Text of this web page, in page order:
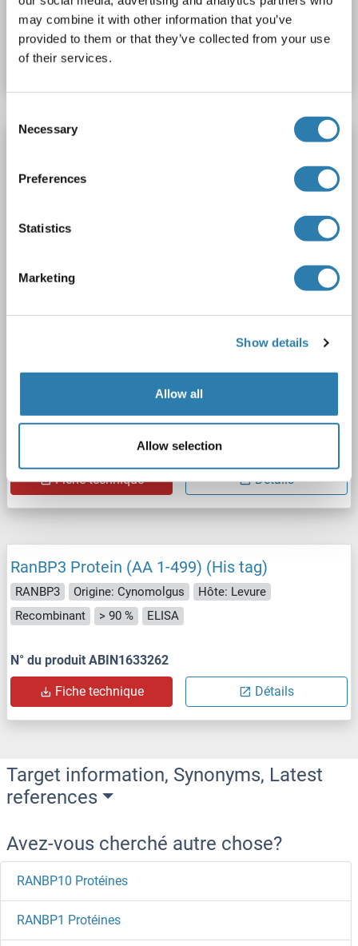
may combine it with other information that you’ve
provided to them or that they’ve collected from your use
of their services.
Selection
Necessary
Preferences
Statistics
Marketing
Show details
Allow all
Allow selection
N° du produit ABIN7890138
Fiche technique
> 80 % as determined by SDS-PAGE and Coomassie blue staining
N° du produit ABIN2730456
Fiche technique Détails
RanBP3 Protein (AA 1-499) (His tag)
RANBP3 Origine: Cynomolgus
Hôte: Levure
Recombinant
> 90 % ELISA
N° du produit ABIN1633262
Fiche technique Détails
Target information, Synonyms, Latest
references
Avez-vous cherché autre chose?
RANBP10 Protéines
RANBP1 Protéines